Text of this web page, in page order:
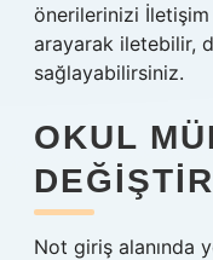
önerilerinizi
arayarak iletebilir,
sağlayabilirsiniz.
OKUL
Not giriş alanında